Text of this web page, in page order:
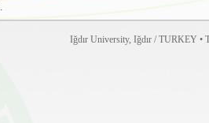
Iğdır University, Iğdır / TURKEY •